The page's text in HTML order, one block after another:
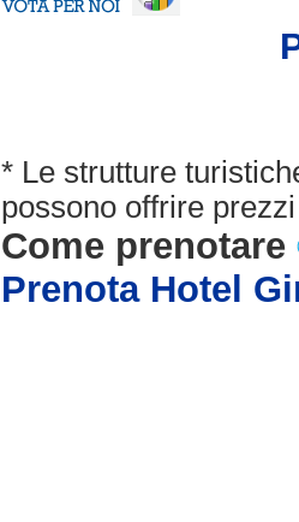
* Le strutture
possono offrire
Come prenotare
Prenota Hotel